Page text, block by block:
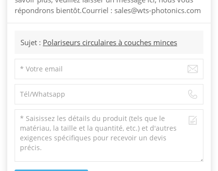
répondrons bientôt.Courriel : sales@wts-photonics.com
Sujet : Polariseurs circulaires à couches minces